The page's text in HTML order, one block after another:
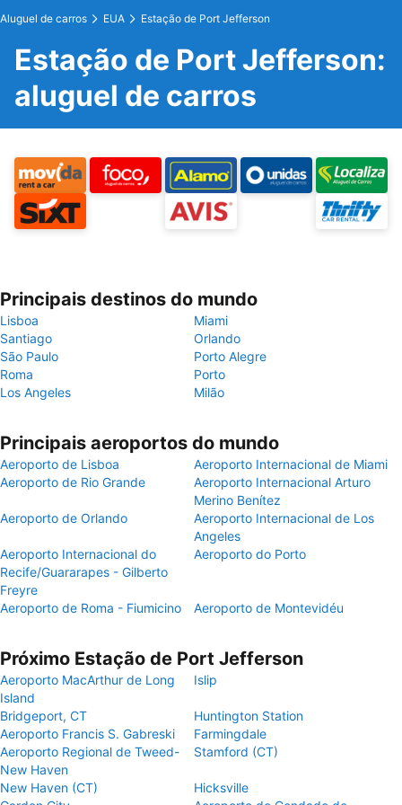
Aluguel de carros EUA Estação de Port Jefferson
Estação de Port Jefferson:
aluguel de carros
Principais destinos do mundo
Lisboa
Miami
Santiago
Orlando
São Paulo
Porto Alegre
Roma
Porto
Los Angeles
Milão
Principais aeroportos do mundo
Aeroporto de Lisboa
Aeroporto Internacional de Miami
Aeroporto de Rio Grande
Aeroporto Internacional Arturo
Merino Benítez
Aeroporto de Orlando
Aeroporto Internacional de Los
Angeles
Aeroporto Internacional do
Recife/Guararapes - Gilberto
Freyre
Aeroporto do Porto
Aeroporto de Roma - Fiumicino Aeroporto de Montevidéu
Próximo Estação de Port Jefferson
Aeroporto MacArthur de Long
Island
Islip
Bridgeport, CT
Huntington Station
Aeroporto Francis S. Gabreski
Farmingdale
Aeroporto Regional de Tweed-
New Haven
Stamford (CT)
New Haven (CT)
Hicksville